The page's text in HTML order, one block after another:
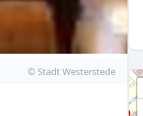
© Stadt Westerstede